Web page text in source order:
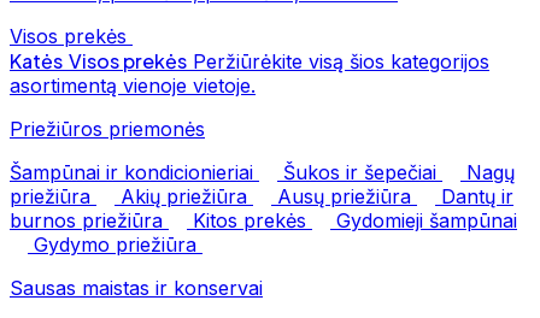
Visos prekės
Katės Visos prekės Peržiūrėkite visą šios kategorijos
asortimentą vienoje vietoje.
Priežiūros priemonės
Šampūnai ir kondicionieriai
Šukos ir šepečiai
Nagų
priežiūra
Akių priežiūra Ausų priežiūra
Dantų ir
burnos priežiūra
Kitos prekės
Gydomieji šampūnai
Gydymo priežiūra
Sausas maistas ir konservai